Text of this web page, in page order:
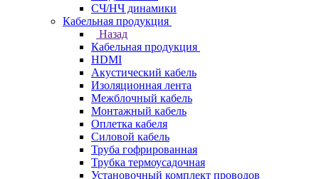
СЧ/НЧ динамики
Кабельная продукция
Назад
Кабельная продукция
HDMI
Акустический кабель
Изоляционная лента
Межблочный кабель
Монтажный кабель
Оплетка кабеля
Силовой кабель
Труба гофрированная
Трубка термоусадочная
Установочный комплект проводов